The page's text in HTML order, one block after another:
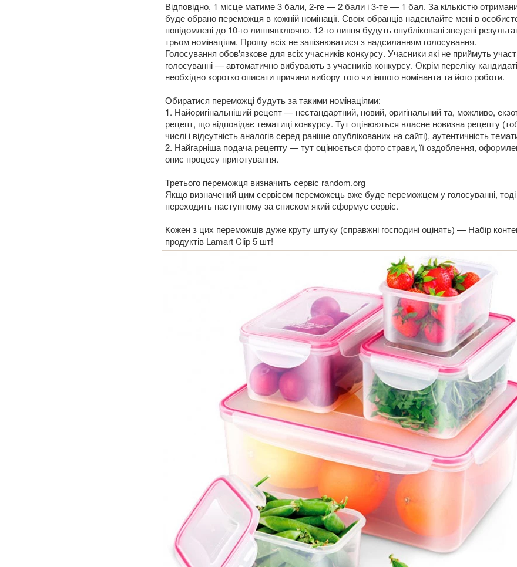
Відповідно, 1 місце матиме 3 бали, 2-ге — 2 бали і 3-те — 1 бал. За кількістю
буде обрано переможця в кожній номінації. Своїх обранців надсилайте мені в
повідомлені до 10-го липнявключно. 12-го липня будуть опубліковані зведені
трьом номінаціям. Прошу всіх не запізнюватися з надсиланням голосування.
Голосування обов'язкове для всіх учасників конкурсу. Учасники які не приймуть
голосуванні — автоматично вибувають з учасників конкурсу. Окрім переліку
необхідно коротко описати причини вибору того чи іншого номінанта та його роботи.
Обиратися переможці будуть за такими номінаціями:
1. Найоригінальніший рецепт — нестандартний, новий, оригінальний та, можливо,
рецепт, що відповідає тематиці конкурсу. Тут оцінюються власне новизна рецепту
числі і відсутність аналогів серед раніше опублікованих на сайті), аутентичність
2. Найгарніша подача рецепту — тут оцінюється фото страви, її оздоблення,
опис процесу приготування.
Третього переможця визначить сервіс random.org
Якщо визначений цим сервісом переможець вже буде переможцем у голосуванні,
переходить наступному за списком який сформує сервіс.
Кожен з цих переможців дуже круту штуку (справжні господині оцінять) — Набір
продуктів Lamart Clip 5 шт!